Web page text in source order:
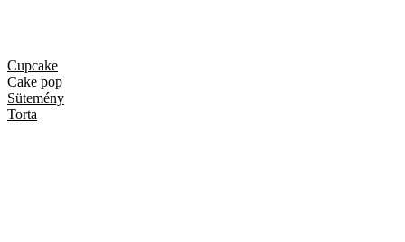
Cupcake
Cake pop
Sütemény
Torta